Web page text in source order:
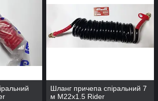
Шланг причепа спіральний 7
м М22x1.5 Rider